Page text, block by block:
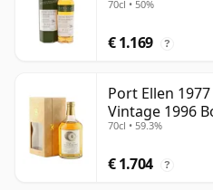
70cl • 50%
€ 1.169 ?
Port Ellen
Vintage 1996
Presentation
70cl • 59.3%
€ 1.704 ?